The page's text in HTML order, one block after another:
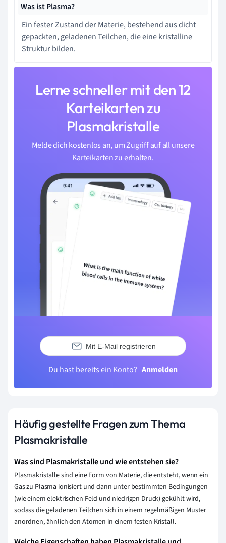
Was ist Plasma?
Ein fester Zustand der Materie, bestehend aus dicht
gepackten, geladenen Teilchen, die eine kristalline
Struktur bilden.
Lerne schneller mit den 12
Karteikarten zu
Plasmakristalle
Melde dich kostenlos an, um Zugriff auf all unsere
Karteikarten zu erhalten.
Mit E-Mail registrieren
Du hast bereits ein Konto? Anmelden
Häufig gestellte Fragen zum Thema
Plasmakristalle
Was sind Plasmakristalle und wie entstehen sie?
Plasmakristalle sind eine Form von Materie, die entsteht, wenn ein
Gas zu Plasma ionisiert und dann unter bestimmten Bedingungen
(wie einem elektrischen Feld und niedrigen Druck) gekühlt wird,
sodass die geladenen Teilchen sich in einem regelmäßigen Muster
anordnen, ähnlich den Atomen in einem festen Kristall.